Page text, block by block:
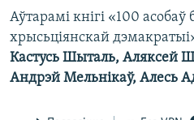
Аўтарамі кнігі «100 асобаў
хрысьціянскай
Кастусь Шыталь, Аляксей
Андрэй Мельнікаў, Алесь